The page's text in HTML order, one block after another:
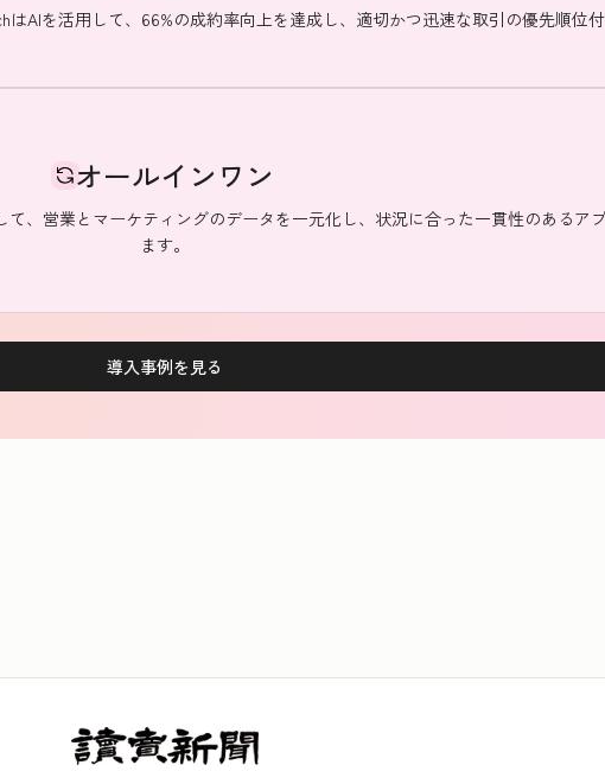
AIを活用して、66%の成約率向上を達成し、適切かつ迅速な取引の優先順位付
オールインワン
、営業とマーケティングのデータを一元化し、状況に合った一貫性のあるア
ます。
導入事例を見る